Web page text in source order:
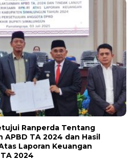
Ranperda Tentang
TA 2024 dan Hasil
Laporan Keuangan
2024